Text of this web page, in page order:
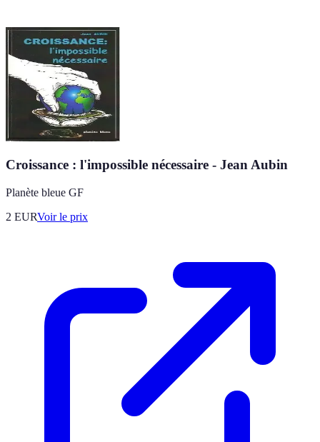
Croissance : l'impossible nécessaire - Jean Aubin
Planète bleue GF
2 EURVoir le prix